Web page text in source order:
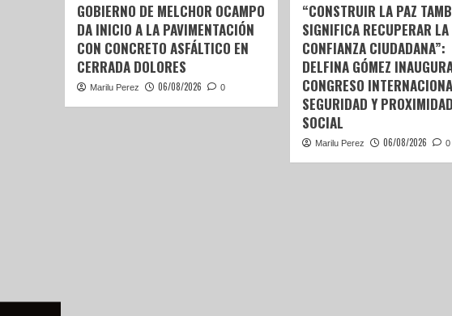
GOBIERNO DE MELCHOR OCAMPO
DA INICIO A LA PAVIMENTACIÓN
CON CONCRETO ASFÁLTICO EN
CERRADA DOLORES
Marilu Perez 06/08/2026 0
“CONSTRUIR LA PAZ
SIGNIFICA RECUPERAR LA
CONFIANZA CIUDADANA”:
DELFINA GÓMEZ
CONGRESO
SEGURIDAD Y PROXIMIDAD
SOCIAL
Marilu Perez 06/08/2026 0